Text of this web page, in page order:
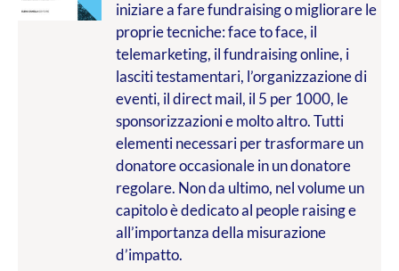
€9.99
a
€20.00
iniziare a fare fundraising o migliorare le
proprie tecniche: face to face, il
telemarketing, il fundraising online, i
lasciti testamentari, l’organizzazione di
eventi, il direct mail, il 5 per 1000, le
sponsorizzazioni e molto altro. Tutti
elementi necessari per trasformare un
donatore occasionale in un donatore
regolare. Non da ultimo, nel volume un
capitolo è dedicato al people raising e
all’importanza della misurazione
d’impatto.